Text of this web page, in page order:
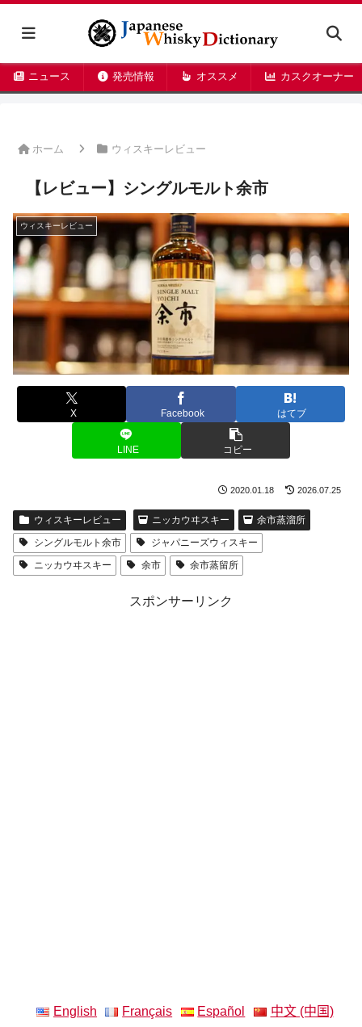
ニュース 発売情報 オススメ カスクオーナー
ホーム ウィスキーレビュー
【レビュー】シングルモルト余市
ウィスキーレビュー
X Facebook はてブ
LINE コピー
2020.01.18 2026.07.25
ウィスキーレビュー ニッカウヰスキー
余市蒸溜所
シングルモルト余市
ジャパニーズウィスキー
ニッカウヰスキー
余市 余市蒸留所
スポンサーリンク
English Français Español 中文 (中国)